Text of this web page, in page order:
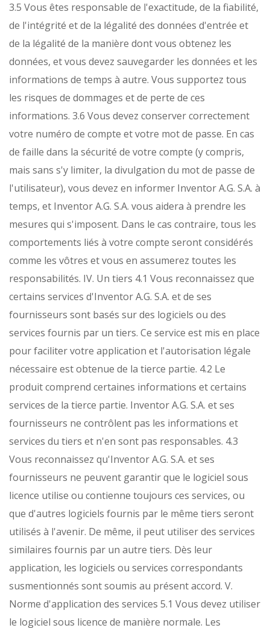
3.5 Vous êtes responsable de l'exactitude, de la fiabilité,
de l'intégrité et de la légalité des données d'entrée et
de la légalité de la manière dont vous obtenez les
données, et vous devez sauvegarder les données et les
informations de temps à autre. Vous supportez tous
les risques de dommages et de perte de ces
informations. 3.6 Vous devez conserver correctement
votre numéro de compte et votre mot de passe. En cas
de faille dans la sécurité de votre compte (y compris,
mais sans s'y limiter, la divulgation du mot de passe de
l'utilisateur), vous devez en informer Inventor A.G. S.A. à
temps, et Inventor A.G. S.A. vous aidera à prendre les
mesures qui s'imposent. Dans le cas contraire, tous les
comportements liés à votre compte seront considérés
comme les vôtres et vous en assumerez toutes les
responsabilités. IV. Un tiers 4.1 Vous reconnaissez que
certains services d'Inventor A.G. S.A. et de ses
fournisseurs sont basés sur des logiciels ou des
services fournis par un tiers. Ce service est mis en place
pour faciliter votre application et l'autorisation légale
nécessaire est obtenue de la tierce partie. 4.2 Le
produit comprend certaines informations et certains
services de la tierce partie. Inventor A.G. S.A. et ses
fournisseurs ne contrôlent pas les informations et
services du tiers et n'en sont pas responsables. 4.3
Vous reconnaissez qu'Inventor A.G. S.A. et ses
fournisseurs ne peuvent garantir que le logiciel sous
licence utilise ou contienne toujours ces services, ou
que d'autres logiciels fournis par le même tiers seront
utilisés à l'avenir. De même, il peut utiliser des services
similaires fournis par un autre tiers. Dès leur
application, les logiciels ou services correspondants
susmentionnés sont soumis au présent accord. V.
Norme d'application des services 5.1 Vous devez utiliser
le logiciel sous licence de manière normale. Les